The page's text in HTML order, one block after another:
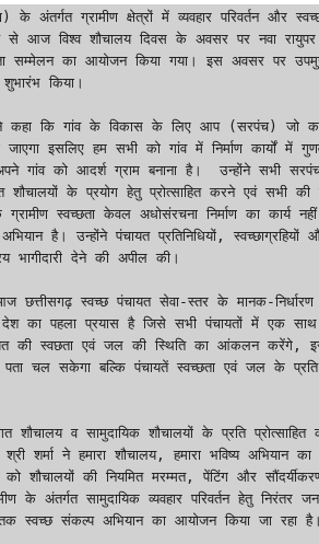
से आज विश्व शौचालय दिवस के अवसर पर नवा रायुपर
सम्मेलन का आयोजन किया गया। इस अवसर पर
किया।
जाएगा इसलिए हम सभी को गांव में निर्माण कार्यों में
गांव को आदर्श ग्राम बनाना है।  उन्होंने सभी
शौचालयों के प्रयोग हेतु प्रोत्साहित करने एवं सभी की
स्वच्छता केवल अधोसंरचना निर्माण का कार्य
है। उन्होंने पंचायत प्रतिनिधियों,
भागीदारी देने की अपील की।
देश का पहला प्रयास है जिसे सभी पंचायतों में एक
की स्वछता एवं जल की स्थिति का आंकलन करेंगे,
चल सकेगा बल्कि पंचायतें स्वच्छता एवं जल के
शर्मा ने हमारा शौचालय, हमारा भविष्य अभियान
को शौचालयों की नियमित मरम्मत, पेंटिंग और
के अंतर्गत सामुदायिक व्यवहार परिवर्तन हेतु निरंतर
संकल्प अभियान का आयोजन किया जा रहा है।